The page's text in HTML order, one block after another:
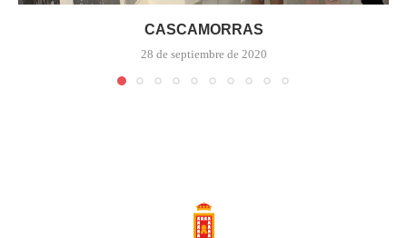
CASCAMORRAS
28 de septiembre de 2020